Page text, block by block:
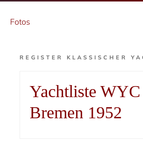
Fotos
REGISTER KLASSISCHER
Yachtliste WYC
Bremen 1952